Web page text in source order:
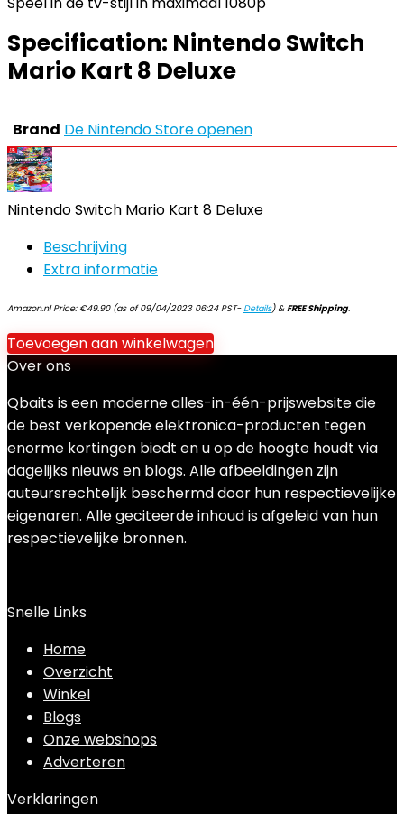
Specification: Nintendo Switch
Mario Kart 8 Deluxe
Brand De Nintendo Store openen
Nintendo Switch Mario Kart 8 Deluxe
Beschrijving
Extra informatie
Amazon.nl Price: €49.90(as of 09/04/2023 06:24 PST-Details)&FREE Shipping.
Toevoegen aan winkelwagen
Over ons
Qbaits is een moderne alles-in-één-prijswebsite die
de best verkopende elektronica-producten tegen
enorme kortingen biedt en u op de hoogte houdt via
dagelijks nieuws en blogs. Alle afbeeldingen zijn
auteursrechtelijk beschermd door hun respectievelijke
eigenaren. Alle geciteerde inhoud is afgeleid van hun
respectievelijke bronnen.
Snelle Links
Home
Overzicht
Winkel
Blogs
Onze webshops
Adverteren
Verklaringen